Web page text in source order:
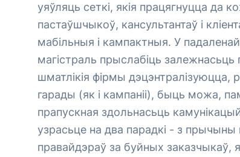
уяўляць сеткі, якія працягнуцца да
пастаўшчыкоў, кансультантаў і
мабільныя і кампактныя. У
магістраль прыслабіць
шматлікія фірмы
гарады (як і кампаніі), быць можа,
прапускная здольнасьць
узрасьце на два парадкі - з прычыны
правайдэраў за буйных заказчыкаў,